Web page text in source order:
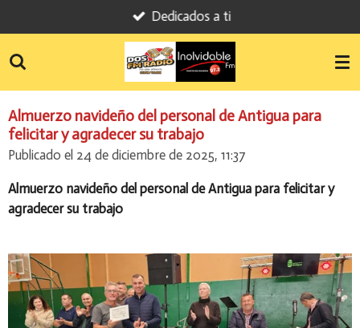
al
contenido
Dedicados a ti
Almuerzo navideño del personal de Antigua para
felicitar y agradecer su trabajo
Publicado el 24 de diciembre de 2025, 11:37
Almuerzo navideño del personal de Antigua para felicitar y
agradecer su trabajo